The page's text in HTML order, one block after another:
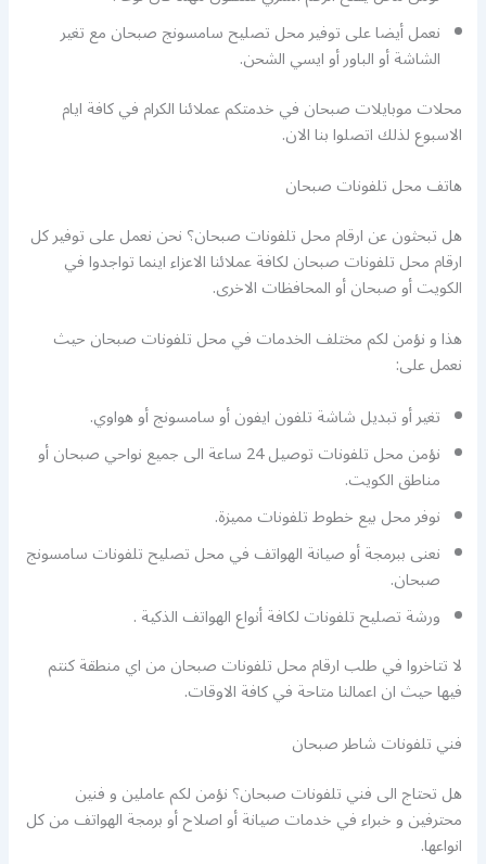
نعمل أيضا على توفير محل تصليح سامسونج صبحان مع تغير
الشاشة أو الباور أو ايسي الشحن.
محلات موبايلات صبحان في خدمتكم عملائنا الكرام في كافة ايام
الاسبوع لذلك اتصلوا بنا الان.
هاتف محل تلفونات صبحان
هل تبحثون عن ارقام محل تلفونات صبحان؟ نحن نعمل على توفير كل
ارقام محل تلفونات صبحان لكافة عملائنا الاعزاء اينما تواجدوا في
الكويت أو صبحان أو المحافظات الاخرى.
هذا و نؤمن لكم مختلف الخدمات في محل تلفونات صبحان حيث
نعمل على:
تغير أو تبديل شاشة تلفون ايفون أو سامسونج أو هواوي.
نؤمن محل تلفونات توصيل 24 ساعة الى جميع نواحي صبحان أو
مناطق الكويت.
نوفر محل بيع خطوط تلفونات مميزة.
نعنى ببرمجة أو صيانة الهواتف في محل تصليح تلفونات سامسونج
صبحان.
ورشة تصليح تلفونات لكافة أنواع الهواتف الذكية .
لا تتاخروا في طلب ارقام محل تلفونات صبحان من اي منطقة كنتم
فيها حيث ان اعمالنا متاحة في كافة الاوقات.
فني تلفونات شاطر صبحان
هل تحتاج الى فني تلفونات صبحان؟ نؤمن لكم عاملين و فنين
محترفين و خبراء في خدمات صيانة أو اصلاح أو برمجة الهواتف من كل
انواعها.